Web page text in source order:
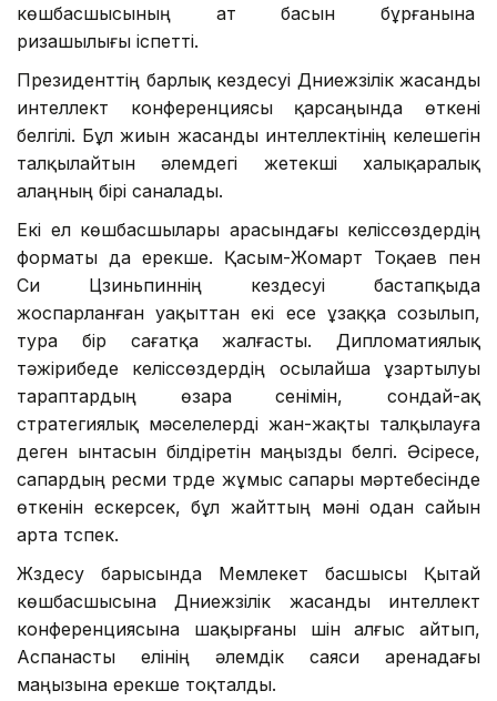
көшбасшысының ат басын бұрғанына
ризашылығы іспетті.
Президенттің барлық кездесуі Дүниежүзілік жасанды
интеллект конференциясы қарсаңында өткені
белгілі. Бұл жиын жасанды интеллектінің келешегін
талқылайтын әлемдегі жетекші халықаралық
алаңның бірі саналады.
Екі ел көшбасшылары арасындағы келіссөздердің
форматы да ерекше. Қасым-Жомарт Тоқаев пен
Си Цзиньпиннің кездесуі бастапқыда
жоспарланған уақыттан екі есе ұзаққа созылып,
тура бір сағатқа жалғасты. Дипломатиялық
тәжірибеде келіссөздердің осылайша ұзартылуы
тараптардың өзара сенімін, сондай-ақ
стратегиялық мәселелерді жан-жақты талқылауға
деген ынтасын білдіретін маңызды белгі. Әсіресе,
сапардың ресми түрде жұмыс сапары мәртебесінде
өткенін ескерсек, бұл жайттың мәні одан сайын
арта түспек.
Жүздесу барысында Мемлекет басшысы Қытай
көшбасшысына Дүниежүзілік жасанды интеллект
конференциясына шақырғаны үшін алғыс айтып,
Аспанасты елінің әлемдік саяси аренадағы
маңызына ерекше тоқталды.